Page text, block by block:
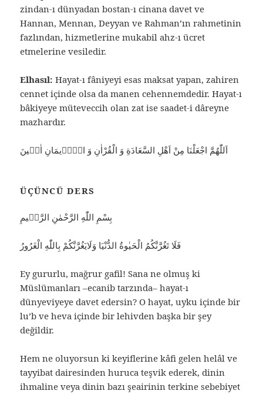
zindan-ı dünyadan bostan-ı cinana davet ve
Hannan, Mennan, Deyyan ve Rahman’ın rahmetinin
fazlından, hizmetlerine mukabil ahz-ı ücret
etmelerine vesiledir.
Elhasıl: Hayat-ı fâniyeyi esas maksat yapan, zahiren
cennet içinde olsa da manen cehennemdedir. Hayat-ı
bâkiyeye müteveccih olan zat ise saadet-i dâreyne
mazhardır.
اَللّٰهُمَّ اجْعَلْنَا مِنْ اَهْلِ السَّعَادَةِ وَ الْقُرْاٰنِ وَ الْاٖيمَانِ اٰمٖينَ
ÜÇÜNCÜ DERS
بِسْمِ اللّٰهِ الرَّحْمٰنِ الرَّحٖيمِ
فَلَا تَغُرَّنَّكُمُ الْحَيٰوةُ الدُّنْيَا وَلَايَغُرَّنَّكُمْ بِاللّٰهِ الْغَرُورُ
Ey gururlu, mağrur gafil! Sana ne olmuş ki
Müslümanları –ecanib tarzında– hayat-ı
dünyeviyeye davet edersin? O hayat, uyku içinde bir
lu’b ve heva içinde bir lehivden başka bir şey
değildir.
Hem ne oluyorsun ki keyiflerine kâfi gelen helâl ve
tayyibat dairesinden huruca teşvik ederek, dinin
ihmaline veya dinin bazı şeairinin terkine sebebiyet